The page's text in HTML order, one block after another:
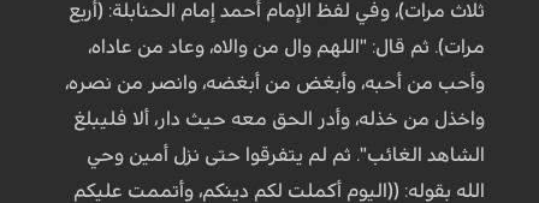
ثلاث مرات)، وفي لفظ الإمام أحمد إمام الحنابلة: (أربع
مرات). ثم قال: "اللهم وال من والاه، وعاد من عاداه،
وأحب من أحبه، وأبغض من أبغضه، وانصر من نصره،
واخذل من خذله، وأدر الحق معه حيث دار، ألا فليبلغ
الشاهد الغائب". ثم لم يتفرقوا حتى نزل أمين وحي
الله بقوله: ((اليوم أكملت لكم دينكم، وأتممت عليكم